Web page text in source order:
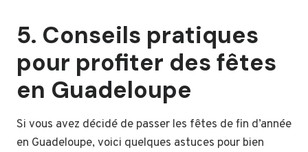
5. Conseils pratiques
pour profiter des fêtes
en Guadeloupe
Si vous avez décidé de passer les fêtes de fin d’année
en Guadeloupe, voici quelques astuces pour bien